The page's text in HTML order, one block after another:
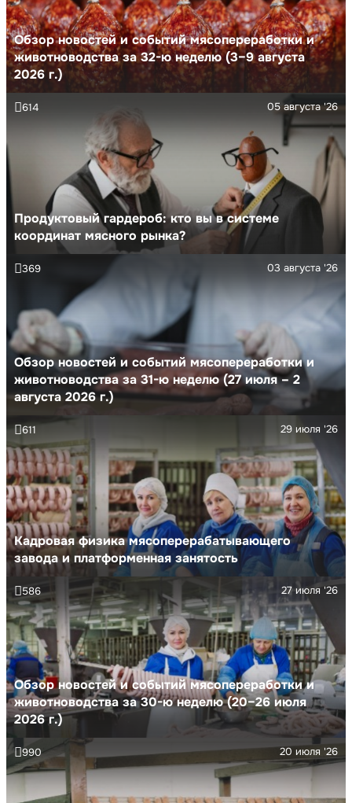
Обзор новостей и событий мясопереработки и
животноводства за 32-ю неделю (3–9 августа
2026 г.)
Продуктовый гардероб: кто вы в системе
координат мясного рынка?
05 августа '26
614
Обзор новостей и событий мясопереработки и
животноводства за 31-ю неделю (27 июля – 2
августа 2026 г.)
03 августа '26
369
Кадровая физика мясоперерабатывающего
завода и платформенная занятость
29 июля '26
611
Обзор новостей и событий мясопереработки и
животноводства за 30-ю неделю (20–26 июля
2026 г.)
27 июля '26
586
20 июля '26
990